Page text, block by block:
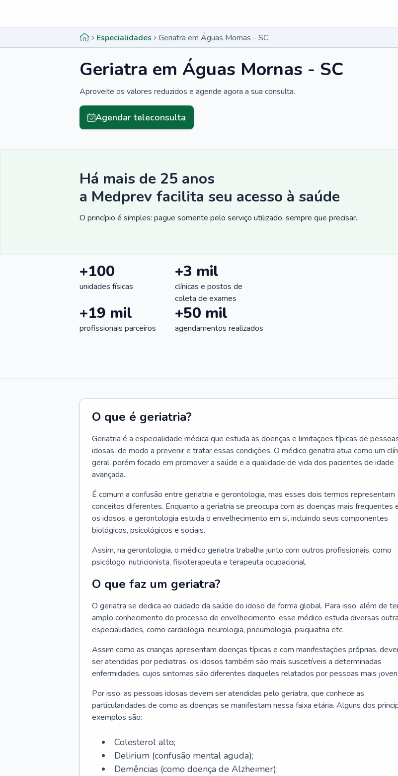
Especialidades Geriatra em Águas Mornas - SC
Geriatra em Águas Mornas - SC
Aproveite os valores reduzidos e agende agora a sua consulta.
Agendar teleconsulta
Há mais de 25 anos
a Medprev facilita seu acesso à saúde
O princípio é simples: pague somente pelo serviço utilizado, sempre que precisar.
+100
unidades físicas
+3 mil
clínicas e postos de
coleta de exames
+19 mil
profissionais parceiros
+50 mil
agendamentos realizados
O que é geriatria?
Geriatria é a especialidade médica que estuda as doenças e limitações típicas de
idosas, de modo a prevenir e tratar essas condições. O médico geriatra atua como um
geral, porém focado em promover a saúde e a qualidade de vida dos pacientes de idade
avançada.
É comum a confusão entre geriatria e gerontologia, mas esses dois termos representam
conceitos diferentes. Enquanto a geriatria se preocupa com as doenças mais frequentes
os idosos, a gerontologia estuda o envelhecimento em si, incluindo seus componentes
biológicos, psicológicos e sociais.
Assim, na gerontologia, o médico geriatra trabalha junto com outros profissionais, como
psicólogo, nutricionista, fisioterapeuta e terapeuta ocupacional.
O que faz um geriatra?
O geriatra se dedica ao cuidado da saúde do idoso de forma global. Para isso, além de
amplo conhecimento do processo de envelhecimento, esse médico estuda diversas
especialidades, como cardiologia, neurologia, pneumologia, psiquiatria etc.
Assim como as crianças apresentam doenças típicas e com manifestações próprias,
ser atendidas por pediatras, os idosos também são mais suscetíveis a determinadas
enfermidades, cujos sintomas são diferentes daqueles relatados por pessoas mais
Por isso, as pessoas idosas devem ser atendidas pelo geriatra, que conhece as
particularidades de como as doenças se manifestam nessa faixa etária. Alguns dos
exemplos são:
Colesterol alto;
Delirium (confusão mental aguda);
Demências (como doença de Alzheimer);